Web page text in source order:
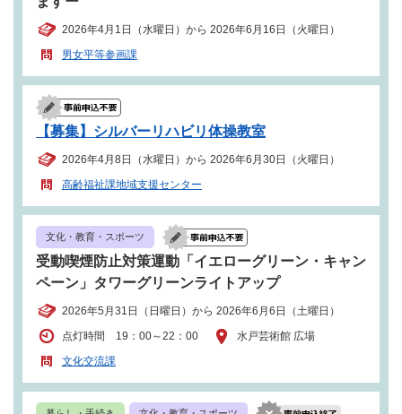
2026年4月1日（水曜日）から 2026年6月16日（火曜日）
男女平等参画課
【募集】シルバーリハビリ体操教室
2026年4月8日（水曜日）から 2026年6月30日（火曜日）
高齢福祉課地域支援センター
文化・教育・スポーツ
受動喫煙防止対策運動「イエローグリーン・キャン
ペーン」タワーグリーンライトアップ
2026年5月31日（日曜日）から 2026年6月6日（土曜日）
点灯時間 19：00～22：00
水戸芸術館 広場
文化交流課